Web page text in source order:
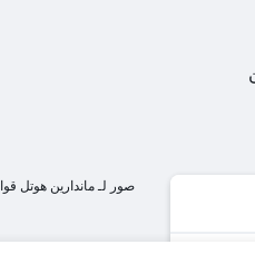
صور لـ ماندارين هوتل